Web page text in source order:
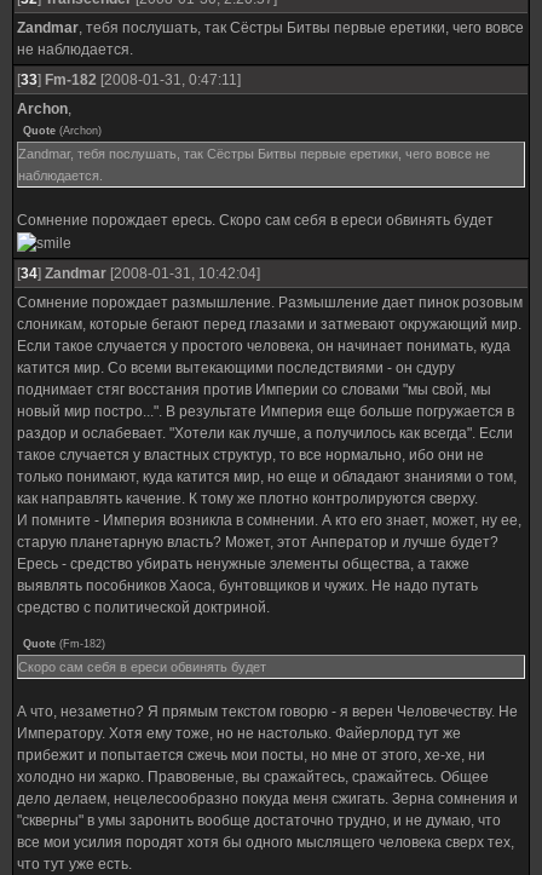
Zandmar, тебя послушать, так Сёстры Битвы первые еретики, чего вовсе
не наблюдается.
[33] Fm-182 [2008-01-31, 0:47:11]
Archon,
Quote (Archon)
Zandmar, тебя послушать, так Сёстры Битвы первые еретики, чего вовсе не
наблюдается.
Сомнение порождает ересь. Скоро сам себя в ереси обвинять будет
[34] Zandmar [2008-01-31, 10:42:04]
Сомнение порождает размышление. Размышление дает пинок розовым
слоникам, которые бегают перед глазами и затмевают окружающий мир.
Если такое случается у простого человека, он начинает понимать, куда
катится мир. Со всеми вытекающими последствиями - он сдуру
поднимает стяг восстания против Империи со словами "мы свой, мы
новый мир постро...". В результате Империя еще больше погружается в
раздор и ослабевает. "Хотели как лучше, а получилось как всегда". Если
такое случается у властных структур, то все нормально, ибо они не
только понимают, куда катится мир, но еще и обладают знаниями о том,
как направлять качение. К тому же плотно контролируются сверху.
И помните - Империя возникла в сомнении. А кто его знает, может, ну ее,
старую планетарную власть? Может, этот Анператор и лучше будет?
Ересь - средство убирать ненужные элементы общества, а также
выявлять пособников Хаоса, бунтовщиков и чужих. Не надо путать
средство с политической доктриной.
Quote (Fm-182)
Скоро сам себя в ереси обвинять будет
А что, незаметно? Я прямым текстом говорю - я верен Человечеству. Не
Императору. Хотя ему тоже, но не настолько. Файерлорд тут же
прибежит и попытается сжечь мои посты, но мне от этого, хе-хе, ни
холодно ни жарко. Правовеные, вы сражайтесь, сражайтесь. Общее
дело делаем, нецелесообразно покуда меня сжигать. Зерна сомнения и
"скверны" в умы заронить вообще достаточно трудно, и не думаю, что
все мои усилия породят хотя бы одного мыслящего человека сверх тех,
что тут уже есть.